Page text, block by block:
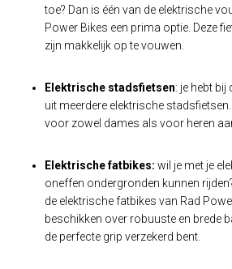
toe? Dan is één van de elektrische
Power Bikes een prima optie. Deze
zijn makkelijk op te vouwen.
Elektrische stadsfietsen: je hebt bij
uit meerdere elektrische
voor zowel dames als voor heren
Elektrische fatbikes: wil je met je
oneffen ondergronden kunnen
de elektrische fatbikes van Rad
beschikken over robuuste en brede
de perfecte grip verzekerd bent.